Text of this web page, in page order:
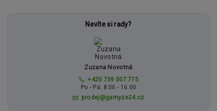
Nevíte si rady?
Zuzana Novotná
+420 739 007 775
Po - Pá: 8:00 - 16:00
prodej@garnyze24.cz